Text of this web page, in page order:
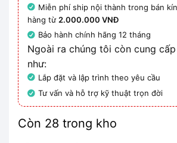
Miễn phí ship nội thành trong bán
hàng từ2.000.000 VNĐ
Bảo hành chính hãng 12 tháng
Ngoài ra chúng tôi còn cung
như:
Lắp đặt và lập trình theo yêu cầu
Tư vấn và hỗ trợ kỹ thuật trọn đời
Còn 28 trong kho